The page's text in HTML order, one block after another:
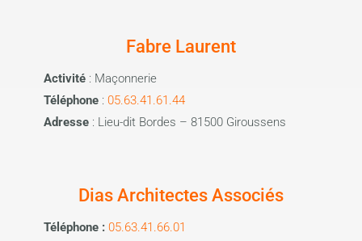
Fabre Laurent
Activité : Maçonnerie
Téléphone: 05.63.41.61.44
Adresse : Lieu-dit Bordes – 81500 Giroussens
Dias Architectes Associés
Téléphone : 05.63.41.66.01